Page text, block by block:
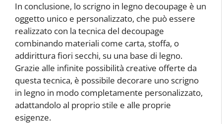
In conclusione, lo scrigno in legno decoupage è un
oggetto unico e personalizzato, che può essere
realizzato con la tecnica del decoupage
combinando materiali come carta, stoffa, o
addirittura fiori secchi, su una base di legno.
Grazie alle infinite possibilità creative offerte da
questa tecnica, è possibile decorare uno scrigno
in legno in modo completamente personalizzato,
adattandolo al proprio stile e alle proprie
esigenze.